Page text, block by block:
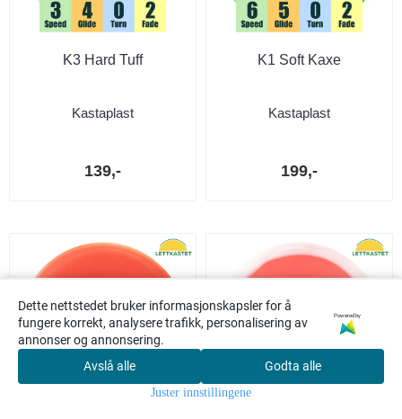
Søk
K3 Hard Tuff
Kastaplast
139,-
K1 Soft Kaxe
Kastaplast
199,-
Dette nettstedet bruker informasjonskapsler for å
fungere korrekt, analysere trafikk, personalisering av
annonser og annonsering.
Powered by
Avslå alle Godta alle
Juster innstillingene